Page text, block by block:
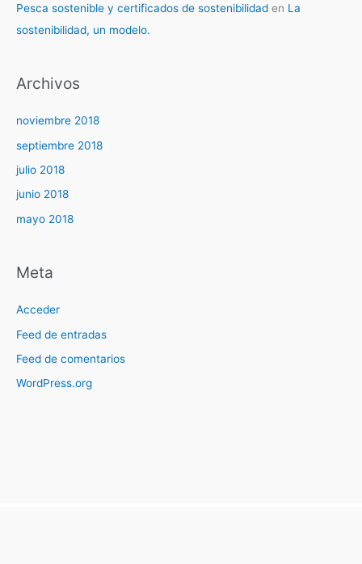
Pesca sostenible y certificados de sostenibilidad en La
sostenibilidad, un modelo.
Archivos
noviembre 2018
septiembre 2018
julio 2018
junio 2018
mayo 2018
Meta
Acceder
Feed de entradas
Feed de comentarios
WordPress.org